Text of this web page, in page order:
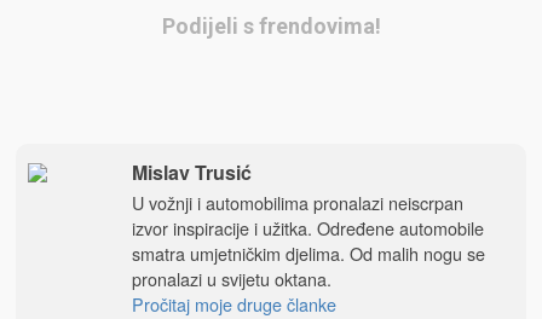
Podijeli s frendovima!
Mislav Trusić
U vožnji i automobilima pronalazi neiscrpan
izvor inspiracije i užitka. Određene automobile
smatra umjetničkim djelima. Od malih nogu se
pronalazi u svijetu oktana.
Pročitaj moje druge članke